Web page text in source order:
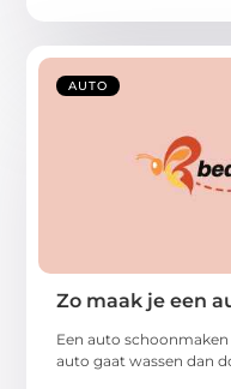
AUTO
Zo maak je een
Een auto schoonmaken
auto gaat wassen dan